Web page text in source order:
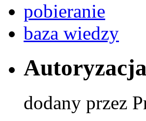
pobieranie
baza wiedzy
dodany przez